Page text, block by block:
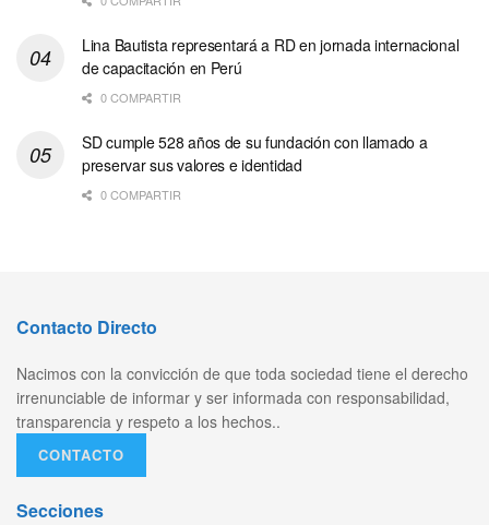
Lina Bautista representará a RD en jornada internacional
de capacitación en Perú
0 COMPARTIR
SD cumple 528 años de su fundación con llamado a
preservar sus valores e identidad
0 COMPARTIR
Contacto Directo
Nacimos con la convicción de que toda sociedad tiene el derecho
irrenunciable de informar y ser informada con responsabilidad,
transparencia y respeto a los hechos..
CONTACTO
Secciones